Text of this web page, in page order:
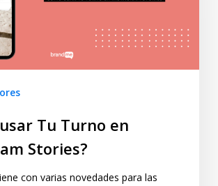
Tu Turno en
Stories?
con varias novedades para las